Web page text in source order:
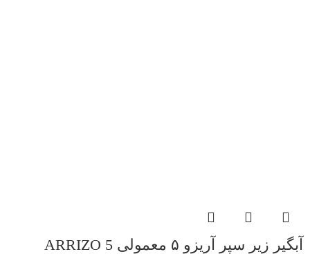
آبگیر زیر سپر آریزو ۵ معمولی ARRIZO 5